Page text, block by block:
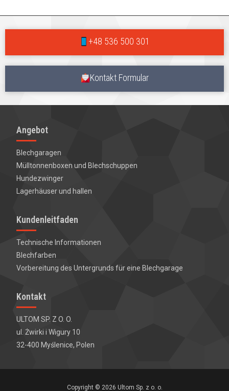
+48 536 500 301
Kontakt Formular
Angebot
Blechgaragen
Mülltonnenboxen undBlechschuppen
Hundezwinger
Lagerhäuser und hallen
Kundenleitfaden
Technische Informationen
Blechfarben
Vorbereitung des Untergrunds für eine Blechgarage
Kontakt
ULTOM SP. Z O. O.
ul. Żwirki i Wigury 10
32-400 Myślenice, Polen
Copyright © 2026 Ultom Sp. z o. o.